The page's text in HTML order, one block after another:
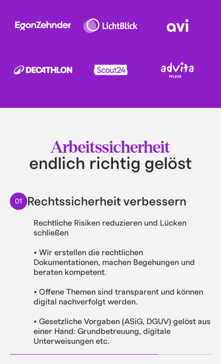
Arbeitssicherheit
endlich richtig gelöst
01 Rechtssicherheit verbessern
Rechtliche Risiken reduzieren und Lücken
schließen
• Wir erstellen die rechtlichen
Dokumentationen, machen Begehungen und
beraten kompetent.
• Offene Themen sind transparent und können
digital nachverfolgt werden.
• Gesetzliche Vorgaben (ASiG, DGUV) gelöst aus
einer Hand: Grundbetreuung, digitale
Unterweisungen etc.